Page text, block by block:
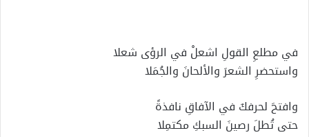
في مطلعِ القولِ اشعلْ في الرؤى شعلا
واستحضرِ الشعرَ والألحانَ والجُمَلا
وافتحَ لحرفكَ في الآفاقِ نافذةً
حتى تُطلَ رصينَ السبكِ مكتمِلا